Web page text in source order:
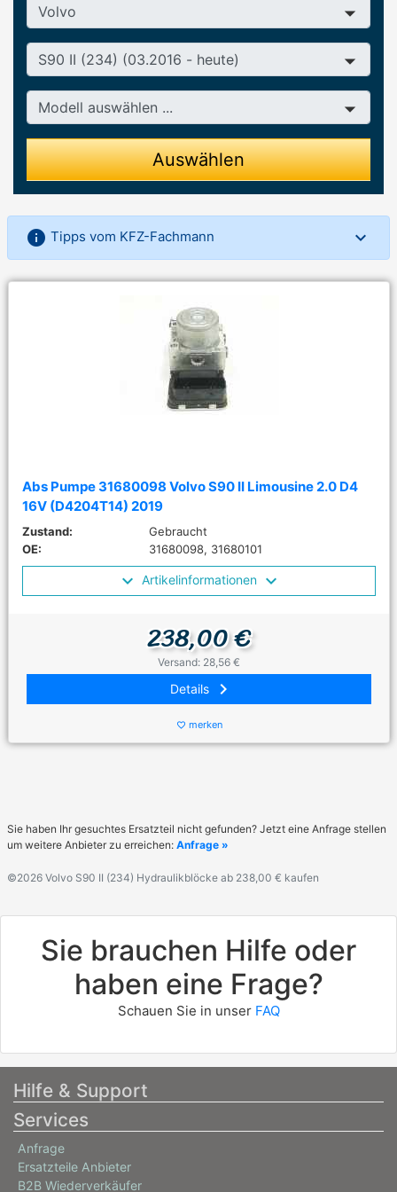
Baureihe
Modell
Auswählen
info Tipps vom KFZ-Fachmann
Abs Pumpe 31680098 Volvo S90 II Limousine 2.0 D4
16V (D4204T14) 2019
Zustand:
Gebraucht
OE:
31680098, 31680101
Artikelinformationen
238,00 €
Versand: 28,56 €
Details keyboard_arrow_right
favorite_border merken
Sie haben Ihr gesuchtes Ersatzteil nicht gefunden? Jetzt eine Anfrage stellen
um weitere Anbieter zu erreichen: Anfrage »
©2026 Volvo S90 II (234) Hydraulikblöcke ab 238,00 € kaufen
Sie brauchen Hilfe oder
haben eine Frage?
Schauen Sie in unser FAQ
Hilfe & Support
Services
Anfrage
Ersatzteile Anbieter
B2B Wiederverkäufer